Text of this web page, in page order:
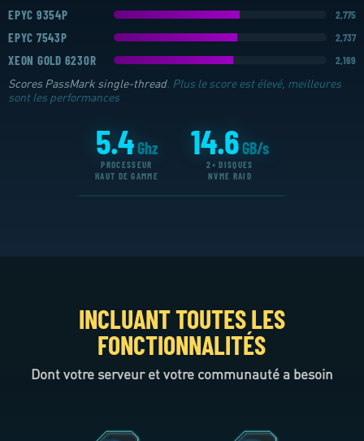
EPYC 9354P 2,775
EPYC 7543P 2,737
XEON GOLD 6230R 2,169
Scores PassMark single-thread. Plus le score est élevé, meilleures
sont les performances
5.4Ghz
PROCESSEUR
HAUT DE GAMME
14.6GB/s
2× DISQUES
NVME RAID
INCLUANT TOUTES LES
FONCTIONNALITÉS
Dont votre serveur et votre communauté a besoin